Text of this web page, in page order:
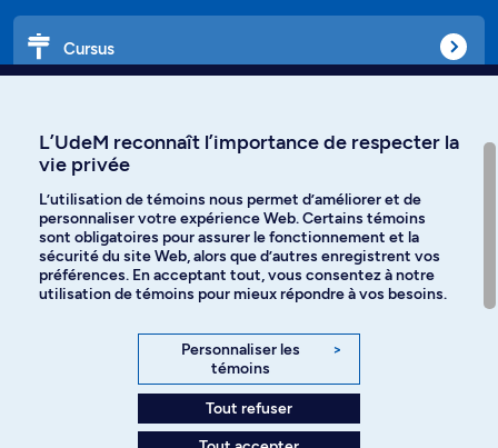
Cursus
Langues
Facebook Instagram
YouTube
L’UdeM reconnaît l’importance de respecter la
vie privée
L’utilisation de témoins nous permet d’améliorer et de
personnaliser votre expérience Web. Certains témoins
sont obligatoires pour assurer le fonctionnement et la
sécurité du site Web, alors que d’autres enregistrent vos
préférences. En acceptant tout, vous consentez à notre
utilisation de témoins pour mieux répondre à vos besoins.
Personnaliser les
témoins
>
Tout refuser